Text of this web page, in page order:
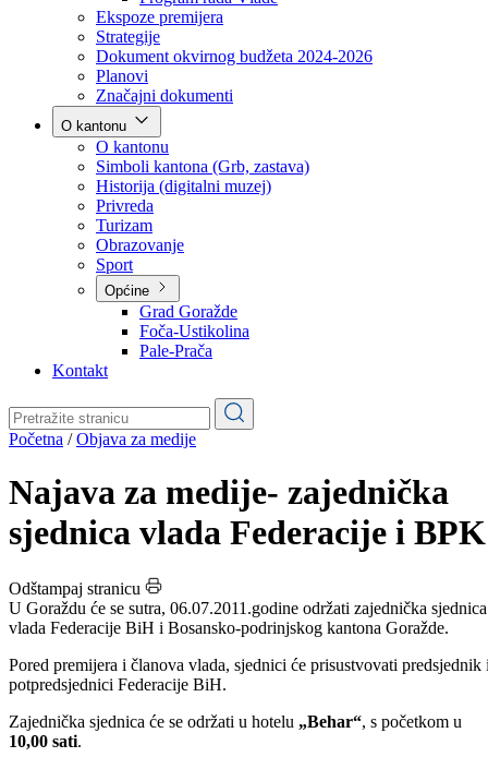
Vlada
Poslovnik
Program rada Vlade
Ekspoze premijera
Strategije
Dokument okvirnog budžeta 2024-2026
Planovi
Značajni dokumenti
O kantonu
O kantonu
Simboli kantona (Grb, zastava)
Historija (digitalni muzej)
Privreda
Turizam
Obrazovanje
Općine
Pale-Prača
Kontakt
Početna / Objava za medije
Najava za medije- zajednička
sjednica vlada Federacije i BPK
U Goraždu će se sutra, 06.07.2011.godine održati zajednička sjednica
vlada Federacije BiH i Bosansko-podrinjskog kantona Goražde.
Pored premijera i članova vlada, sjednici će prisustvovati predsjednik
potpredsjednici Federacije BiH.